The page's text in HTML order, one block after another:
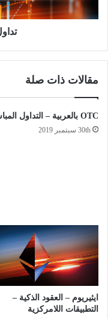
مقالات ذات صلة
OTC بالعربية – التداول المباشر
30th سبتمبر 2019
ايثيريوم – العقود الذكية –
التطبيقات اللامركزية